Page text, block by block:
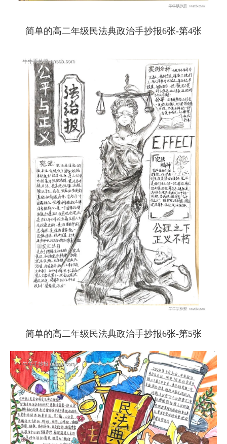
简单的高二年级民法典政治手抄报6张-第4张
简单的高二年级民法典政治手抄报6张-第5张